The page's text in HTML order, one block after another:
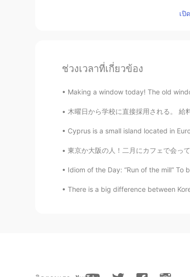
今年 は今
顔をなでるそよ風が気持ち
が気持ちよかったです。
落ち着いた雰囲気でおしゃ
の写真を撮ったりしました。
真を撮ったりしました。
昨日、いつもより日本語 で
เปิ
ช่วงเวลาที่เกี่ยวข้อง
Making a window today! The old
木曜日から学校に直接採用される。 給料めっちゃ上がる！ しかも
Cyprus is a small island located in
東京か大阪の人！二月にカフェで会って英語と
Idiom of the Day: “Run of the mill” To
There is a big difference between